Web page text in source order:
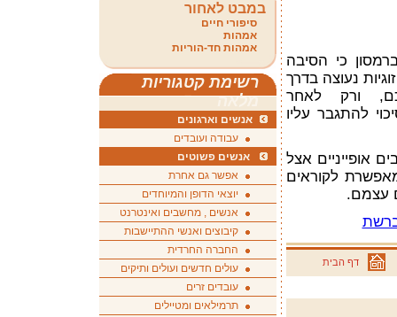
כי הסיבה
נעוצה בדרך
ורק לאחר
להתגבר עליו
אופייניים אצל
לקוראים
עצמם.
דף הבית
במבט לאחור
סיפורי חיים
אמהות
אמהות חד-הוריות
רשימת קטגוריות
מלאה
אנשים וארגונים
עבודה ועובדים
אנשים פשוטים
אפשר גם אחרת
יוצאי הדופן והמיוחדים
אנשים , מחשבים ואינטרנט
קיבוצים ואנשי ההתיישבות
החברה החרדית
עולים חדשים ועולים ותיקים
עובדים זרים
תרמילאים ומטיילים